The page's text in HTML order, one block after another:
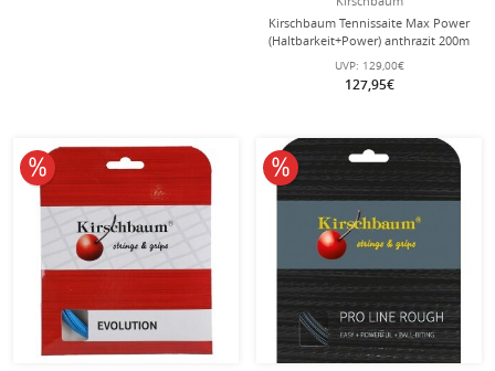
Kirschbaum Tennissaite Max Power
(Haltbarkeit+Power) anthrazit 200m
Rolle
UVP: 129,00€
127,95€
10% reduziert 10% reduziert